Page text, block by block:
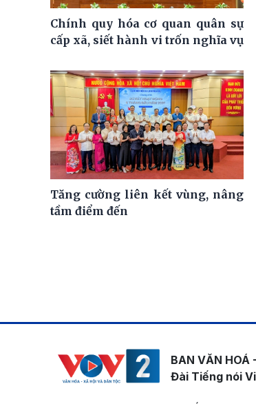
Chính quy hóa cơ quan quân sự
cấp xã, siết hành vi trốn nghĩa vụ
Tăng cường liên kết vùng, nâng
tầm điểm đến
BAN VĂN HOÁ
Đài Tiếng nói